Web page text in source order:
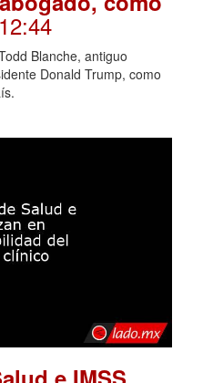
Blanche, antiguo
Donald Trump, como